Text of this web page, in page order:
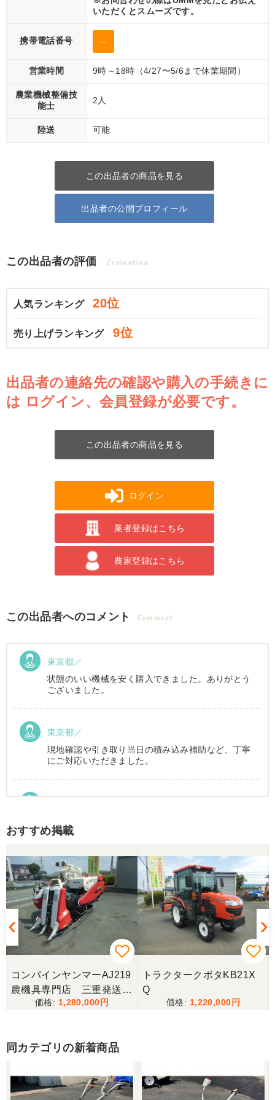
いただくとスムーズです。
携帯電話番号 --
営業時間 9時～18時（4/27〜5/6まで休業期間）
農業機械整備技
能士
2人
陸送 可能
この出品者の商品を見る
出品者の公開プロフィール
この出品者の評価 Evaluation
人気ランキング 20位
売り上げランキング 9位
出品者の連絡先の確認や購入の手続きに
は ログイン、会員登録が必要です。
この出品者の商品を見る
ログイン
業者登録はこちら
農家登録はこちら
この出品者へのコメント Comment
東京都／
状態のいい機械を安く購入できました。ありがとう
ございました。
東京都／
現地確認や引き取り当日の積み込み補助など、丁寧
にご対応いただきました。
物は2台出ていて、当初安い方を購入予定でした。
しかしそちらは売れてしまったとの事でしたので、5
万円ほど高い方を購入させて頂きました。 引き取り
に伺い持ち帰りましたが、出品画像と違い確認した
所、安い方を渡されました。 出品者に問い合わせま
したが、高い方は「先に購入した者が引き取り済み
で安い方でお願いしたい」との事。 では先の安い方
との差額分を返金と交渉しましたが、「難しい」と
の事。カバーが脱落していて、使用に難が有る事を
伝えたところ、そのカバー代金で妥協する事になり
ました。 「管理する者が間違えて管理番号を貼り付
けた」 といっておりましたが、とても残念な気持
うな間違いが無いように改善して欲しいです。
とうございました。
東京都／yuikanoa
おすすめ掲載
コンバインヤンマーAJ219
農機具専門店 三重発送整
備済み
1,280,000
トラクタークボタKB21X
Q
1,220,000
同カテゴリの新着商品